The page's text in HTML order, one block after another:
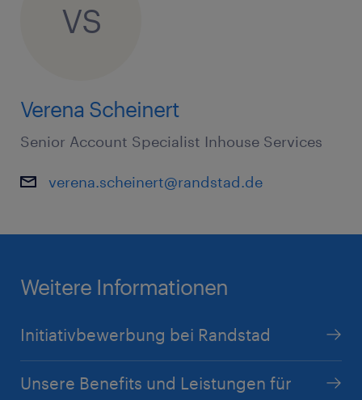
VS
Verena Scheinert
Senior Account Specialist Inhouse Services
verena.scheinert@randstad.de
Weitere Informationen
Initiativbewerbung bei Randstad
Unsere Benefits und Leistungen für